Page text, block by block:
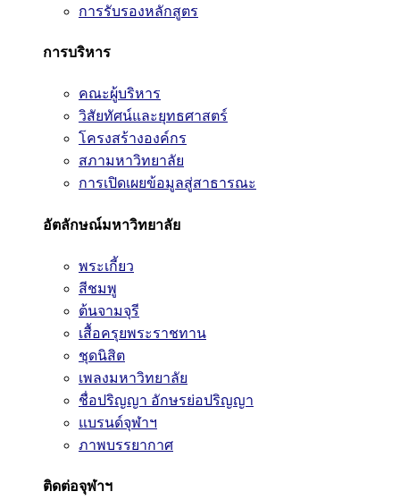
การรับรองหลักสูตร
การบริหาร
คณะผู้บริหาร
วิสัยทัศน์และยุทธศาสตร์
โครงสร้างองค์กร
สภามหาวิทยาลัย
การเปิดเผยข้อมูลสู่สาธารณะ
อัตลักษณ์มหาวิทยาลัย
พระเกี้ยว
สีชมพู
ต้นจามจุรี
เสื้อครุยพระราชทาน
ชุดนิสิต
เพลงมหาวิทยาลัย
ชื่อปริญญา อักษรย่อปริญญา
แบรนด์จุฬาฯ
ภาพบรรยากาศ
ติดต่อจุฬาฯ